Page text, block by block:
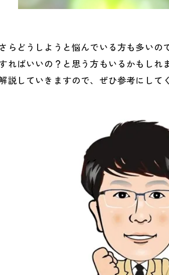
らどうしようと悩んでいる方も多い
ればいいの？と思う方もいるかもし
していきますので、ぜひ参考にして